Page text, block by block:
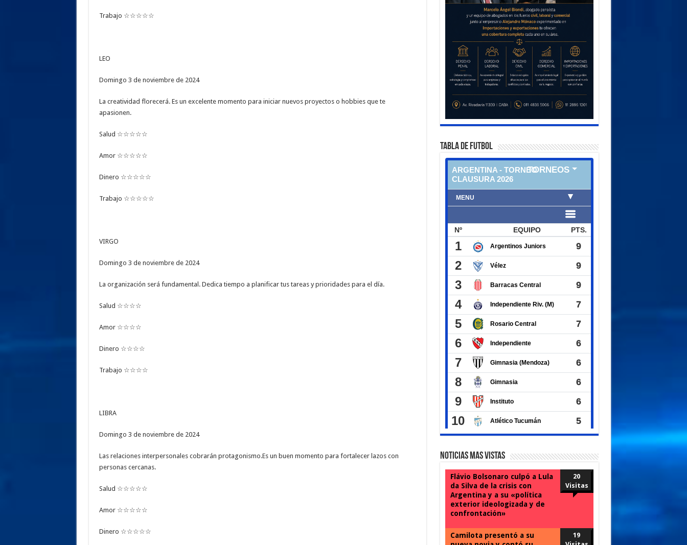
Trabajo ☆☆☆☆☆
LEO
Domingo 3 de noviembre de 2024
La creatividad florecerá. Es un excelente momento para iniciar nuevos proyectos o hobbies que te
apasionen.
Salud ☆☆☆☆☆
Amor ☆☆☆☆☆
Dinero ☆☆☆☆☆
Trabajo ☆☆☆☆☆
VIRGO
Domingo 3 de noviembre de 2024
La organización será fundamental. Dedica tiempo a planificar tus tareas y prioridades para el día.
Salud ☆☆☆☆
Amor ☆☆☆☆
Dinero ☆☆☆☆
Trabajo ☆☆☆☆
LIBRA
Domingo 3 de noviembre de 2024
Las relaciones interpersonales cobrarán protagonismo.Es un buen momento para fortalecer lazos con
personas cercanas.
Salud ☆☆☆☆☆
Amor ☆☆☆☆☆
Dinero ☆☆☆☆☆
TABLA DE FUTBOL
Noticias Mas Vistas
Flávio Bolsonaro culpó a Lula
da Silva de la crisis con
Argentina y a su «política
exterior ideologizada y de
confrontación»
20
Visitas
Camilota presentó a su
19